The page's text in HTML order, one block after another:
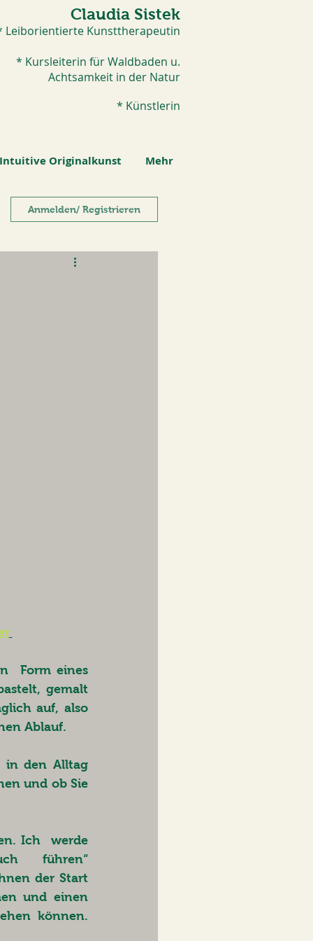
Claudia Sistek
Leiborientierte Kunsttherapeutin
* Kursleiterin für Waldbaden u.
Achtsamkeit in der Natur
* Künstlerin​
Intuitive Originalkunst Mehr
Anmelden/ Registrieren
Form eines
gemalt
auf, also
Ablauf.
in den Alltag
und ob Sie
führen“
der Start
und einen
können.